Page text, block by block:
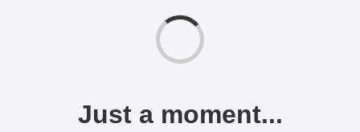
Just a moment...